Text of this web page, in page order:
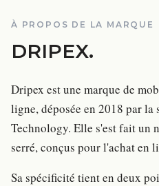
À PROPOS DE LA MARQUE
DRIPEX.
Dripex est une marque de
ligne, déposée en 2018 par la
Technology. Elle s'est fait un
serré, conçus pour l'achat en
Sa spécificité tient en deux